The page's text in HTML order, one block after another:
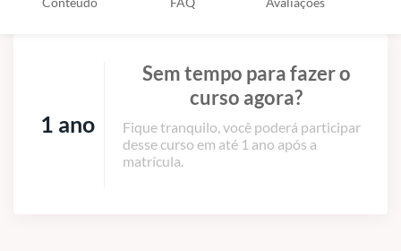
1 ano
Sem tempo para fazer o
curso agora?
Fique tranquilo, você poderá participar
desse curso em até 1 ano após a
matrícula.